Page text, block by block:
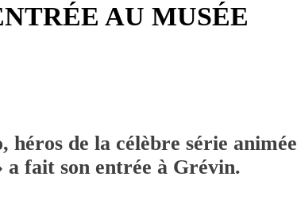
AU MUSÉE
, héros de la célèbre série animée
a fait son entrée à Grévin.